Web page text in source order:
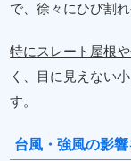
で、徐々にひび割
特にスレート屋根
く、目に見えない
す。
台風・強風の影